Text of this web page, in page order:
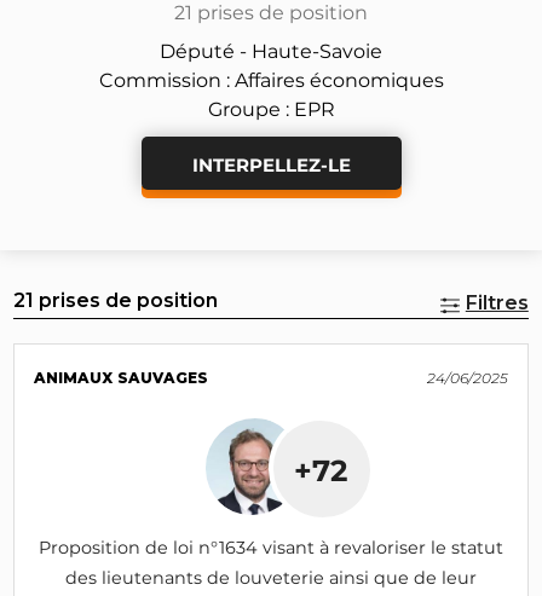
21 prises de position
Député - Haute-Savoie
Commission : Affaires économiques
Groupe : EPR
INTERPELLEZ-LE
21 prises de position Filtres
ANIMAUX SAUVAGES 24/06/2025
+72
Proposition de loi n°1634 visant à revaloriser le statut
des lieutenants de louveterie ainsi que de leur